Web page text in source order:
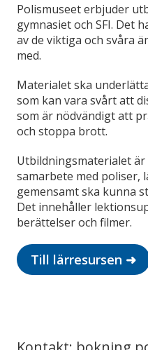
Polismuseet erbjuder
gymnasiet och SFI. Det
av de viktiga och svåra
med.
Materialet ska
som kan vara svårt att
som är nödvändigt att
och stoppa brott.
Utbildningsmaterialet
samarbete med poliser,
gemensamt ska kunna
Det innehåller
berättelser och filmer.
Till lärresursen ➜